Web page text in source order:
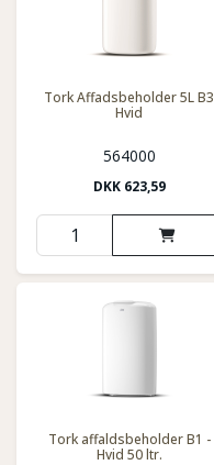
Tork Affadsbeholder 5L B3
Hvid
564000
DKK 623,59
Tork affaldsbeholder B1 -
Hvid 50 ltr.